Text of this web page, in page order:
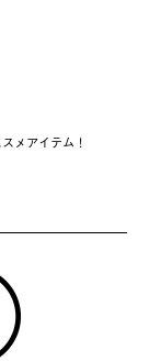
メアイテム！